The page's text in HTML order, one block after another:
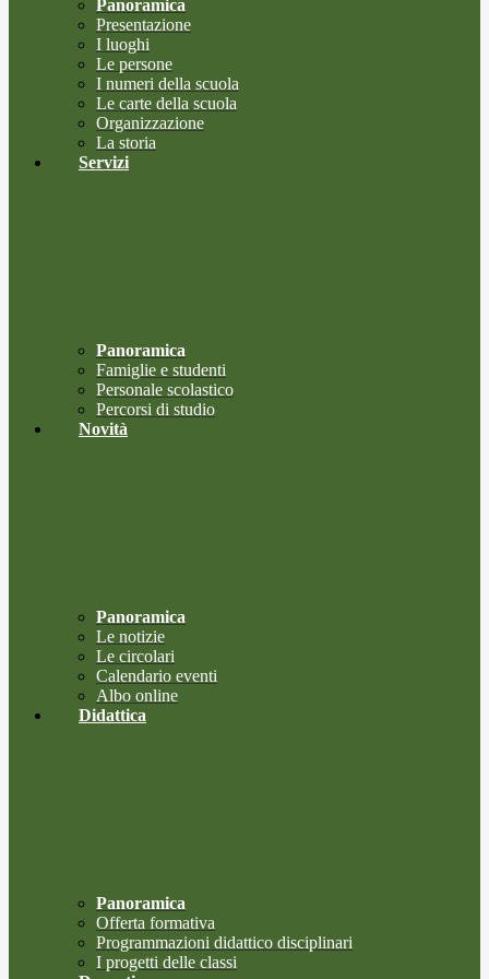
Panoramica
Presentazione
I luoghi
Le persone
I numeri della scuola
Le carte della scuola
Organizzazione
La storia
Servizi
Panoramica
Famiglie e studenti
Personale scolastico
Percorsi di studio
Novità
Panoramica
Le notizie
Le circolari
Calendario eventi
Albo online
Didattica
Panoramica
Offerta formativa
Programmazioni didattico disciplinari
I progetti delle classi